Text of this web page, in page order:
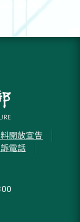
開放宣告
電話